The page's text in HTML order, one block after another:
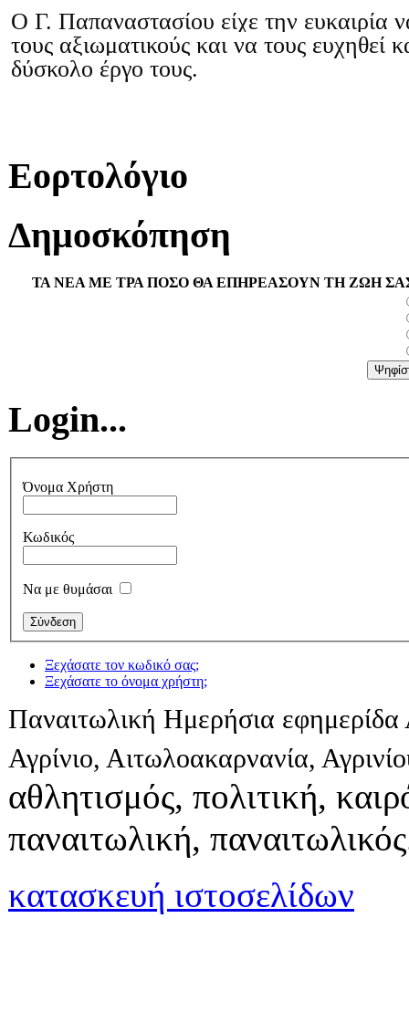
Ο Γ. Παπαναστασίου είχε την ευκαιρία
τους αξιωματικούς και να τους ευχηθεί
δύσκολο έργο τους.
Εορτολόγιο
Δημοσκόπηση
ΤΑ ΝΕΑ ΜΕ ΤΡΑ ΠΟΣΟ ΘΑ ΕΠΗΡΕΑΣΟΥΝ ΤΗ ΖΩΗ
Login...
Όνομα Χρήστη
Κωδικός
Να με θυμάσαι
Ξεχάσατε τον κωδικό σας;
Ξεχάσατε το όνομα χρήστη;
Παναιτωλική Ημερήσια εφημερίδα
Αγρίνιο, Αιτωλοακαρνανία,
αθλητισμός, πολιτική,
παναιτωλική,
κατασκευή ιστοσελίδων